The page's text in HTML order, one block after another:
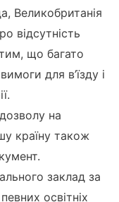
Великобританія
відсутність
що багато
для в’їзду і
на
країну також
заклад за
освітніх